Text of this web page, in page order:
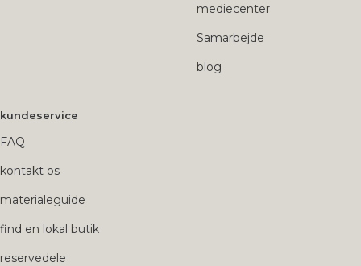
mediecenter
Samarbejde
blog
kundeservice
FAQ
kontakt os
materialeguide
find en lokal butik
reservedele